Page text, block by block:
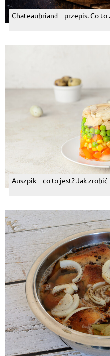
Chateaubriand – przepis. Co to
Auszpik – co to jest? Jak